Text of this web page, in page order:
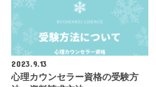
2023.9.13
心理カウンセラー資格の受験方